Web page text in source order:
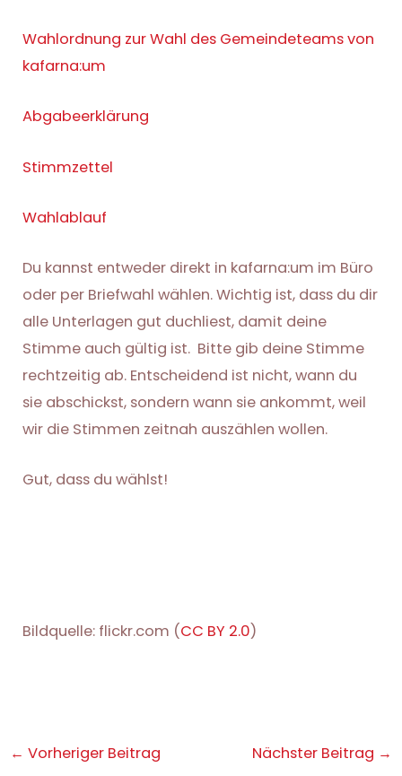
Wahlordnung zur Wahl des Gemeindeteams von
kafarna:um
Abgabeerklärung
Stimmzettel
Wahlablauf
Du kannst entweder direkt in kafarna:um im Büro
oder per Briefwahl wählen. Wichtig ist, dass du dir
alle Unterlagen gut duchliest, damit deine
Stimme auch gültig ist. Bitte gib deine Stimme
rechtzeitig ab. Entscheidend ist nicht, wann du
sie abschickst, sondern wann sie ankommt, weil
wir die Stimmen zeitnah auszählen wollen.
Gut, dass du wählst!
Bildquelle: flickr.com (CC BY 2.0)
Post
← Vorheriger Beitrag Nächster Beitrag →